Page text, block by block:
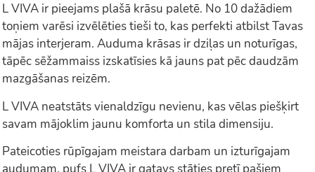
L VIVA ir pieejams plašā krāsu paletē. No 10 dažādiem
toņiem varēsi izvēlēties tieši to, kas perfekti atbilst Tavas
mājas interjeram. Auduma krāsas ir dziļas un noturīgas,
tāpēc sēžammaiss izskatīsies kā jauns pat pēc daudzām
mazgāšanas reizēm.
L VIVA neatstāts vienaldzīgu nevienu, kas vēlas piešķirt
savam mājoklim jaunu komforta un stila dimensiju.
Pateicoties rūpīgajam meistara darbam un izturīgajam